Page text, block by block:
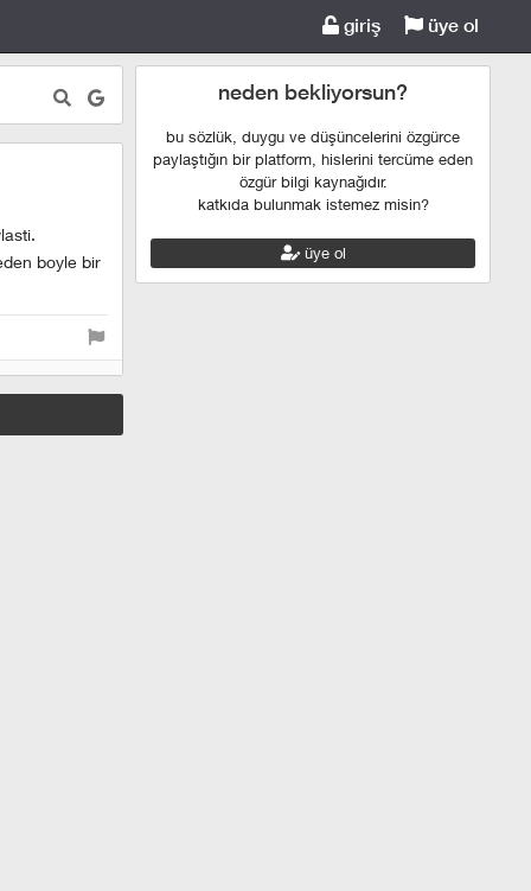
giriş üye ol
boyle bir
neden bekliyorsun?
bu sözlük, duygu ve düşüncelerini özgürce
paylaştığın bir platform, hislerini tercüme eden
özgür bilgi kaynağıdır.
katkıda bulunmak istemez misin?
üye ol